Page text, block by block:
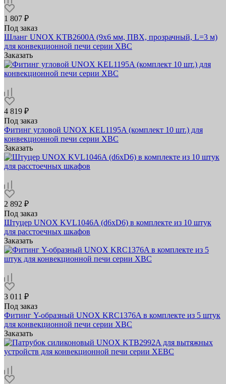
1 807 ₽
Под заказ
Шланг UNOX KTB2600A (9х6 мм, ПВХ, прозрачный, L=3 м)
для конвекционной печи серии XBC
Заказать
4 819 ₽
Под заказ
Фитинг угловой UNOX KEL1195A (комплект 10 шт.) для
конвекционной печи серии XBC
Заказать
2 892 ₽
Под заказ
Штуцер UNOX KVL1046A (d6xD6) в комплекте из 10 штук
для расстоечных шкафов
Заказать
3 011 ₽
Под заказ
Фитинг Y-образный UNOX KRC1376A в комплекте из 5 штук
для конвекционной печи серии XBC
Заказать